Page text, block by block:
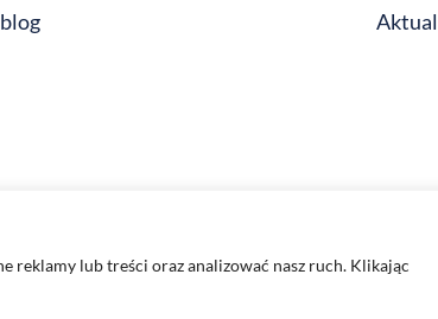
reklamy lub treści oraz analizować nasz ruch. Klikając